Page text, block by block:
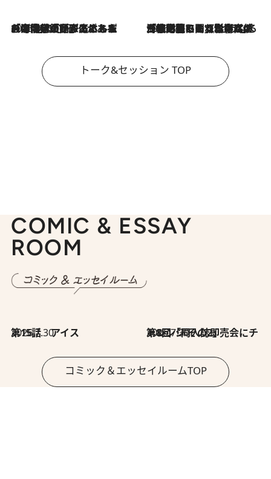
2026.8.3
「今後値上げがあるとすれば…」「リスクがあるのは今年の冬」エネルギー専門家が語る、ホルムズ海峡封鎖が家庭にもたらす“ある心配” 2026.8.3
「住宅建てられない…」「サーチャージ料の高値が続いている」ホルムズ海峡封鎖による影響はいつまで続く？《エネルギー専門家に聞く“どうなる日本の暮らし”》
トーク&セッション TOP
COMIC & ESSAY
ROOM
2026.7.30
第15話 アイス 2026.7.30
第8回「同人誌即売会にチャレンジ その2」
コミック＆エッセイルームTOP